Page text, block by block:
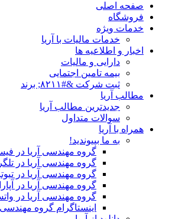
صفحه اصلی
فروشگاه
خدمات ویژه
خدمات مالیات با آریا
اخبار و اطلاعیه ها
دارایی و مالیات
بیمه تامین اجتمایی
ثبت شرکت &#۸۲۱۱; برند
مطالب آریا
جدیدترین مطالب آریا
سوالات متداول
همراه با آریا
به ما بپیوندید!
گروه مهندسی آریا در
گروه مهندسی آریا در
گروه مهندسی آریا در
گروه مهندسی آریا در
گروه مهندسی آریا در
اینستاگرام گروه مهندسی